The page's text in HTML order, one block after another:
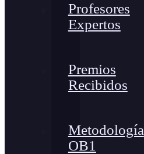
Profesores
Expertos
Premios
Recibidos
Metodología
OB1